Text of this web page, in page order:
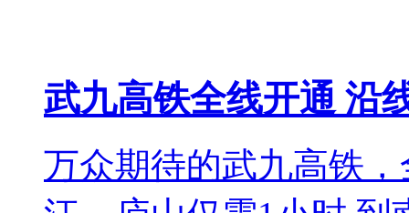
武九高铁全线开通 沿
万众期待的武九高铁